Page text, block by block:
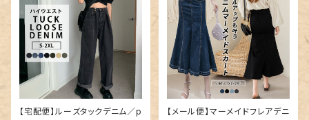
【宅配便】ルーズタックデニム／p
【メール便】マーメイドフレアデニ